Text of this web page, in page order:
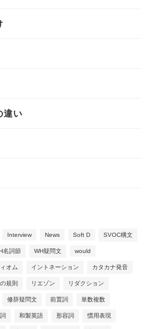
違い
Interview News Soft D SVOC構文
名詞節 WH疑問文 would
オム イントネーション カタカナ発音
規則 リエゾン リダクション
修辞疑問文 前置詞 単数複数
和製英語 形容詞 慣用表現
Video Learning
Blog